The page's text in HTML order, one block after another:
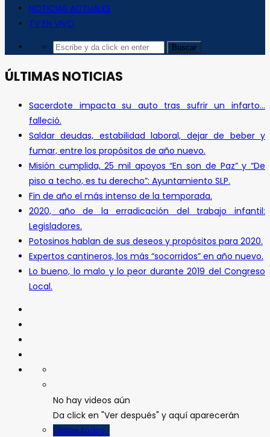
NOTICIAS ACTUALES
TV EN VIVO
ÚLTIMAS NOTICIAS
Sacerdote impacta su auto tras sufrir un infarto…
falleció.
Saldar deudas, estabilidad laboral, dejar de beber y
fumar, entre los propósitos de año nuevo.
Misión cumplida, 25 mil apoyos “En son de Paz” y “De
piso a techo, es tu derecho”: Ayuntamiento SLP.
Fin de año el más intenso de la temporada.
2020, año de la erradicación del trabajo infantil:
Legisladores.
Potosinos hablan de sus deseos y propósitos para 2020.
Expertos cantineros, los más “socorridos” en año nuevo.
Lo bueno, lo malo y lo peor durante 2019 del Congreso
Local.
No hay videos aún
Da click en "Ver después" y aquí aparecerán
Verlos todos